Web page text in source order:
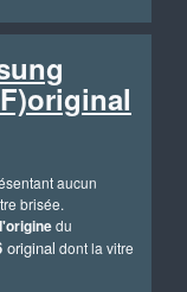
aucun
brisée.
du
original dont la vitre